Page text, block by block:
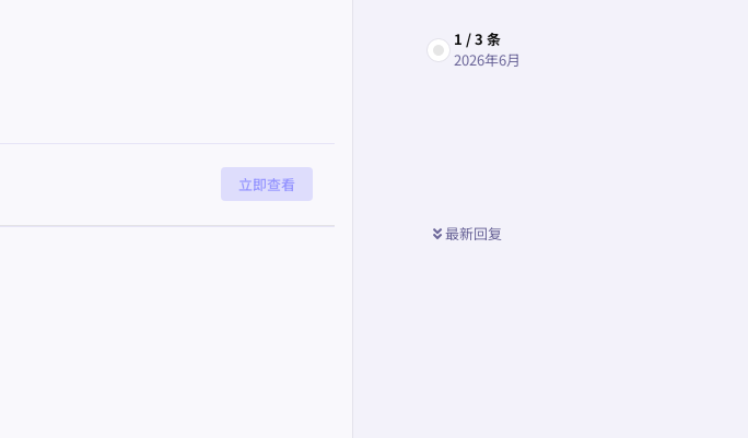
1 /3 条
2026年6月
最新回复
立即查看